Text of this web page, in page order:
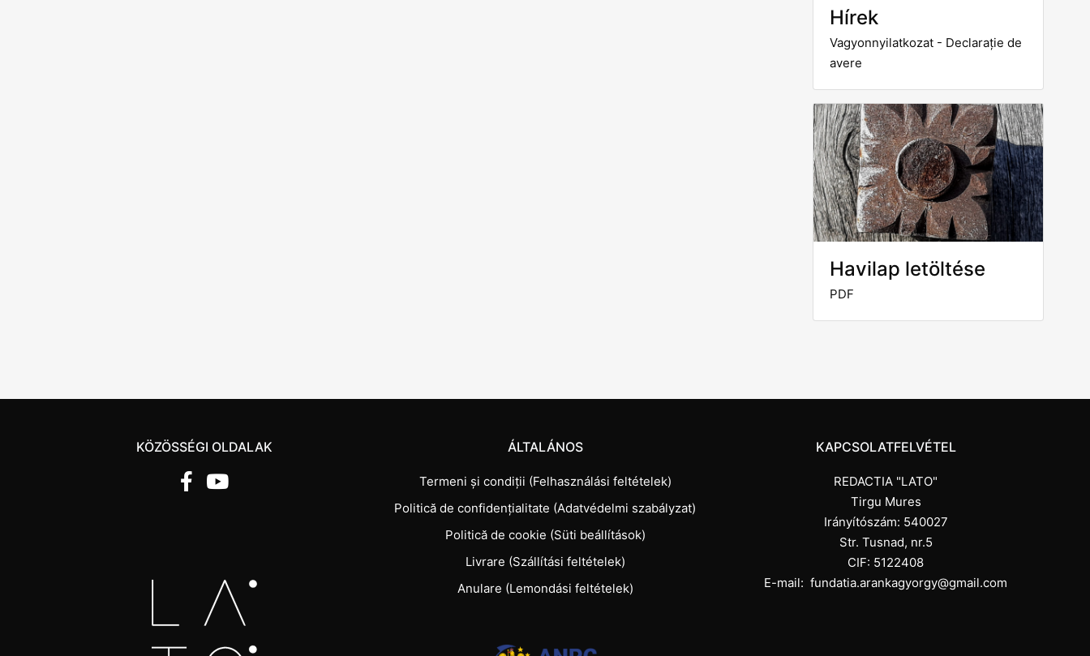
Hírek
Vagyonnyilatkozat - Declarație de
avere
Havilap letöltése
PDF
KÖZÖSSÉGI OLDALAK ÁLTALÁNOS
Termeni și condiții (Felhasználási feltételek)
Politică de confidențialitate (Adatvédelmi szabályzat)
Politică de cookie (Süti beállítások)
Livrare (Szállítási feltételek)
Anulare (Lemondási feltételek)
KAPCSOLATFELVÉTEL
REDACTIA "LATO"
Tirgu Mures
Irányítószám: 540027
Str. Tusnad, nr.5
CIF: 5122408
E-mail: fundatia.arankagyorgy@gmail.com